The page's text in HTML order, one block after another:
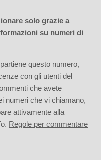
solo grazie a
su numeri di
questo numero,
con gli utenti del
che avete
numeri che vi chiamano,
attivamente alla
Regole per commentare